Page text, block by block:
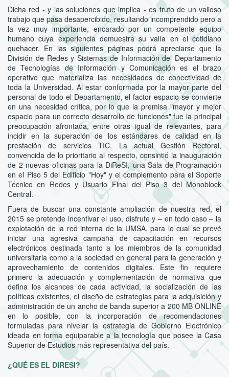
Dicha red - y las soluciones que implica - es fruto de un valioso
trabajo que pasa desapercibido, resultando incomprendido pero a
la vez muy importante, encarado por un competente equipo
humano cuya experiencia demuestra su valía en el cotidiano
quehacer. En las siguientes páginas podrá apreciarse que la
División de Redes y Sistemas de Información del Departamento
de Tecnologías de Información y Comunicación es el brazo
operativo que materializa las necesidades de conectividad de
toda la Universidad. Al estar conformada por la mayor parte del
personal de todo el Departamento, el factor espacio se convierte
en una necesidad crítica, por lo que la premisa "mayor y mejor
espacio para un correcto desarrollo de funciones" fue la principal
preocupación afrontada, entre otras igual de relevantes, para
incidir en la superación de los estándares de calidad en la
prestación de servicios TIC. La actual Gestión Rectoral,
convencida de lo prioritario al respecto, consintió la inauguración
de 2 nuevas oficinas para la DiReSI, una Sala de Programación
en el Piso 5 del Edificio "Hoy" y el complemento para el Soporte
Técnico en Redes y Usuario Final del Piso 3 del Monoblock
Central.
Fuera de buscar una constante ampliación de nuestra red, el
2015 se pretende incentivar el uso, disfrute y – en todo caso – la
explotación de la red interna de la UMSA, para lo cual se prevé
iniciar una agresiva campaña de capacitación en recursos
electrónicos destinada tanto a los miembros de la comunidad
universitaria como a la sociedad en general para la generación y
aprovechamiento de contenidos digitales. Este fin requiere
primero la adecuación y complementación de normativa que
defina los alcances de cada actividad, la socialización de las
políticas existentes, el diseño de estrategias para la adquisición y
administración de un ancho de banda superior a 200 MB ONLINE
en lo posible, con la incorporación de recomendaciones
formuladas para nivelar la estrategia de Gobierno Electrónico
ideada en forma equiparable a la tecnología que posee la Casa
Superior de Estudios más representativa del país.
¿QUÉ ES EL DIRESI?